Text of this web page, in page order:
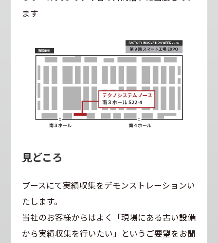
ます
見どころ
ブースにて実績収集をデモンストレーションい
たします。
当社のお客様からはよく「現場にある古い設備
から実績収集を行いたい」というご要望をお聞